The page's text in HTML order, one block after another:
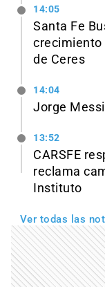
14:05
Santa Fe
crecimiento
de Ceres
14:04
Jorge
13:52
CARSFE
reclama
Instituto
Ver todas las